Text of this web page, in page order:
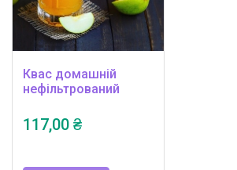
Квас домашній
нефільтрований
117,00 ₴